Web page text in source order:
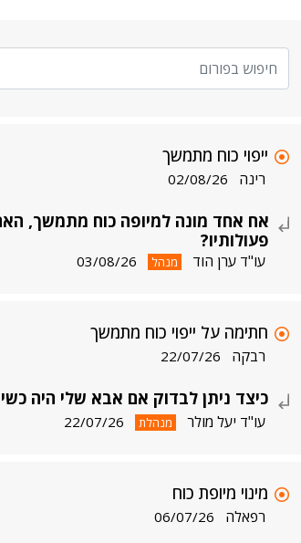
ייפוי כוח מתמשך
רינה 02/08/26
אח אחד מונה למיופה כוח מתמשך,
פעולותיו?
עו"ד ערן הוד מנהל 03/08/26
חתימה על ייפוי כוח מתמשך
רבקה 22/07/26
כיצד ניתן לבדוק אם אבא שלי היה
עו"ד יעל מולר מנהלת 22/07/26
מינוי מיופת כוח
רפאלה 06/07/26